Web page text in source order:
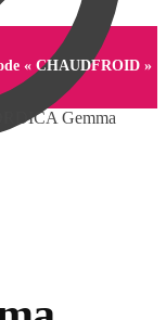
« CHAUDFROID »
Gemma